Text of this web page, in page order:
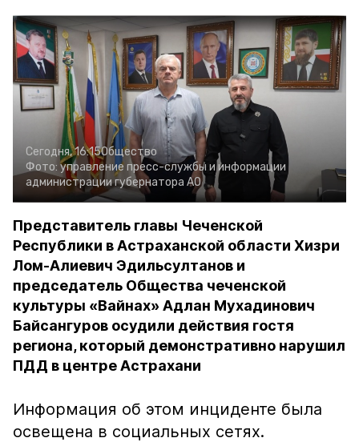
Сегодня, 16:15Общество
Фото: управление пресс-службы и информации
администрации губернатора АО
Представитель главы Чеченской
Республики в Астраханской области Хизри
Лом-Алиевич Эдильсултанов и
председатель Общества чеченской
культуры «Вайнах» Адлан Мухадинович
Байсангуров осудили действия гостя
региона, который демонстративно нарушил
ПДД в центре Астрахани
Информация об этом инциденте была
освещена в социальных сетях.